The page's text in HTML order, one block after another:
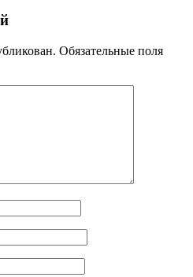
Обязательные поля